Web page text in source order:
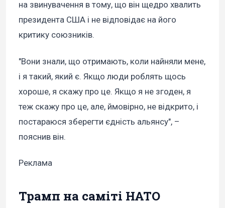
на звинувачення в тому, що він щедро хвалить
президента США і не відповідає на його
критику союзників.
"Вони знали, що отримають, коли найняли мене,
і я такий, який є. Якщо люди роблять щось
хороше, я скажу про це. Якщо я не згоден, я
теж скажу про це, але, ймовірно, не відкрито, і
постараюся зберегти єдність альянсу", –
пояснив він.
Реклама
Трамп на саміті НАТО